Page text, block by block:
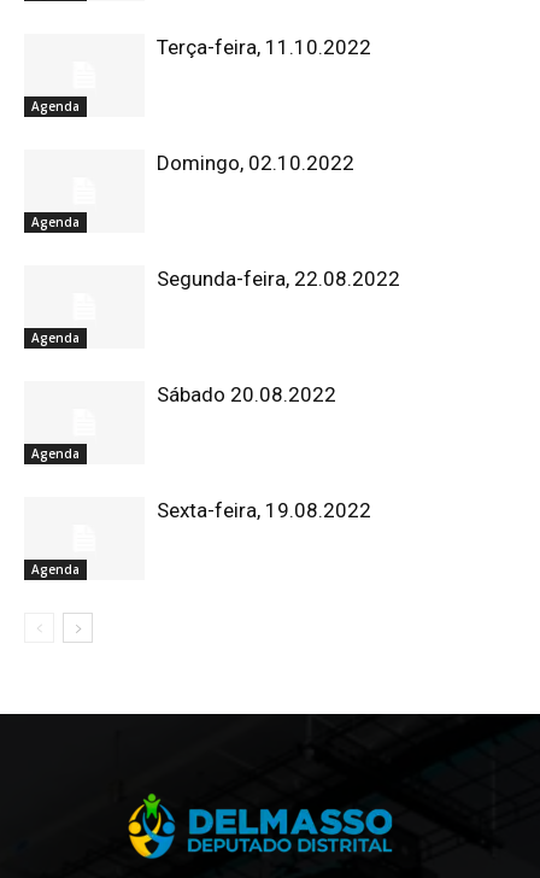
Agenda
Terça-feira, 11.10.2022
Agenda
Domingo, 02.10.2022
Agenda
Segunda-feira, 22.08.2022
Agenda
Sábado 20.08.2022
Agenda
Sexta-feira, 19.08.2022